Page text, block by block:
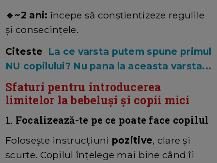
🔹~2 ani: începe să conștientizeze regulile
și consecințele.
Citeste La ce varsta putem spune primul
NU copilului? Nu pana la aceasta varsta...
Sfaturi pentru introducerea
limitelor la bebeluși și copii mici
1. Focalizează-te pe ce poate face copilul
Folosește instrucțiuni pozitive, clare și
scurte. Copilul înțelege mai bine când îi